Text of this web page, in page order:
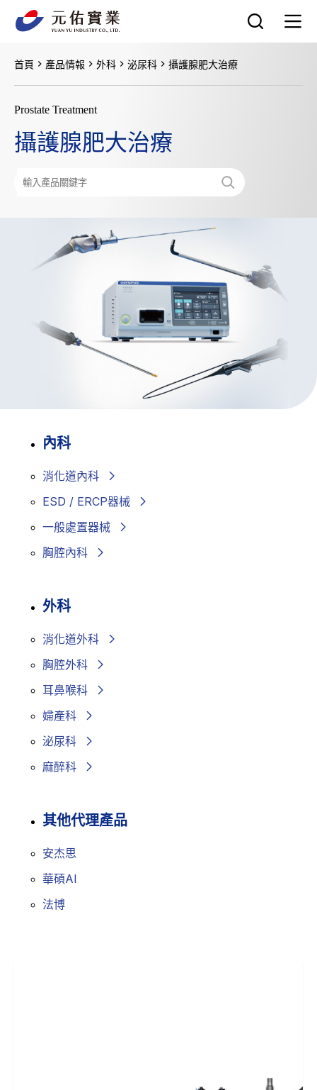
首頁 產品情報 外科 泌尿科 攝護腺肥大治療
Prostate Treatment
攝護腺肥大治療
搜
內科
消化道內科
ESD / ERCP器械
一般處置器械
胸腔內科
外科
消化道外科
胸腔外科
耳鼻喉科
婦產科
泌尿科
麻醉科
其他代理產品
安杰思
華碩AI
法博